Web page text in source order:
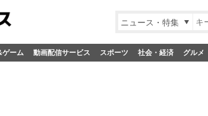
ニュース・特集
ゲーム 動画配信サービス スポーツ 社会・経済 グルメ